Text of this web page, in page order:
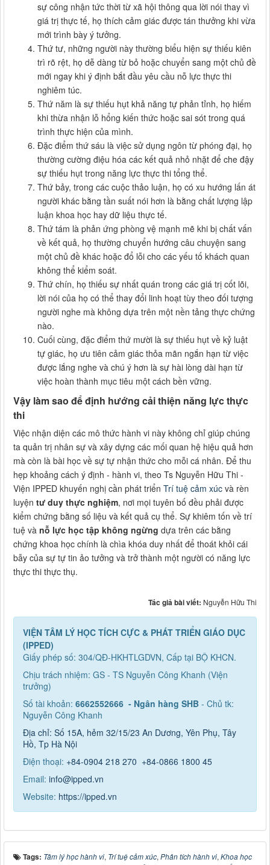
sự công nhận tức thời từ xã hội thông qua lời nói thay vì
giá trị thực tế, họ thích cảm giác được tán thưởng khi vừa
mới trình bày ý tưởng.
Thứ tư, những người này thường biểu hiện sự thiếu kiên
trì rõ rệt, họ dễ dàng từ bỏ hoặc chuyển sang một chủ đề
mới ngay khi ý định bắt đầu yêu cầu nỗ lực thực thi
nghiêm túc.
Thứ năm là sự thiếu hụt khả năng tự phản tỉnh, họ hiếm
khi thừa nhận lỗ hổng kiến thức hoặc sai sót trong quá
trình thực hiện của mình.
Đặc điểm thứ sáu là việc sử dụng ngôn từ phóng đại, họ
thường cường điệu hóa các kết quả nhỏ nhặt để che đậy
sự thiếu hụt trong năng lực thực thi tổng thể.
Thứ bảy, trong các cuộc thảo luận, họ có xu hướng lấn át
người khác bằng tần suất nói hơn là bằng chất lượng lập
luận khoa học hay dữ liệu thực tế.
Thứ tám là phản ứng phòng vệ mạnh mẽ khi bị chất vấn
về kết quả, họ thường chuyển hướng câu chuyện sang
một chủ đề khác hoặc đổ lỗi cho các yếu tố khách quan
không thể kiểm soát.
Thứ chín, họ thiếu sự nhất quán trong các giá trị cốt lõi,
lời nói của họ có thể thay đổi linh hoạt tùy theo đối tượng
người nghe mà không dựa trên một nền tảng thực chứng
nào.
Cuối cùng, đặc điểm thứ mười là sự thiếu hụt về kỷ luật
tự giác, họ ưu tiên cảm giác thỏa mãn ngắn hạn từ việc
được lắng nghe và chú ý hơn là sự hài lòng dài hạn từ
việc hoàn thành mục tiêu một cách bền vững.
Vậy làm sao để định hướng cải thiện năng lực thực
thi
Việc nhận diện các mô thức hành vi này không chỉ giúp chúng
ta quản trị nhân sự và xây dựng các mối quan hệ hiệu quả hơn
mà còn là bài học về sự tự nhận thức cho mỗi cá nhân. Để thu
hẹp khoảng cách ý định - hành vi, theo Ts Nguyễn Hữu Thi -
Viện IPPED khuyến nghị cần phát triển Trí tuệ cảm xúc và rèn
luyện tư duy thực nghiệm, nơi mọi tuyên bố đều phải được
kiểm chứng bằng số liệu và kết quả cụ thể. Sự khiêm tốn về trí
tuệ và nỗ lực học tập không ngừng dựa trên các bằng
chứng khoa học chính là chìa khóa duy nhất để thoát khỏi cái
bẫy của sự tự tin ảo tưởng và trở thành một người có năng lực
thực thi thực thụ.
Tác giả bài viết: Nguyễn Hữu Thi
VIỆN TÂM LÝ HỌC TÍCH CỰC & PHÁT TRIỂN GIÁO DỤC
(IPPED)
Giấy phép số: 304/QĐ-HKHTLGDVN, Cấp tại BỘ KHCN.
Chịu trách nhiệm: GS - TS Nguyễn Công Khanh (Viện
trưởng)
Số tài khoản: 6662552666 - Ngân hàng SHB - Chủ tk:
Nguyễn Công Khanh
Địa chỉ: Số 15A, hẻm 32/15/23 An Dương, Yên Phụ, Tây
Hồ, Tp Hà Nội
Điện thoại: +84-0904 218 270 +84-0866 1800 45
Email: info@ipped.vn
Website: https://ipped.vn
Tags: Tâm lý học hành vi, Trí tuệ cảm xúc, Phân tích hành vi, Khoa học